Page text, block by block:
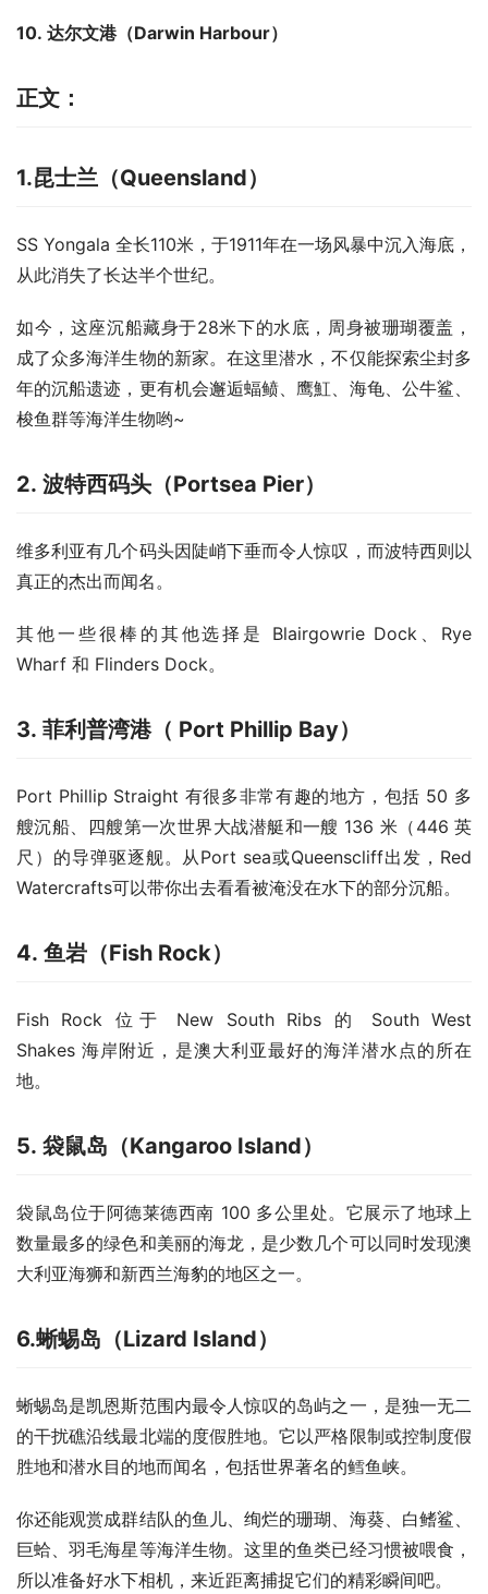
10. 达尔文港（Darwin Harbour）
正文：
1.昆士兰（Queensland）
SS Yongala 全长110米，于1911年在一场风暴中沉入海底，
从此消失了长达半个世纪。
如今，这座沉船藏身于28米下的水底，周身被珊瑚覆盖，
成了众多海洋生物的新家。在这里潜水，不仅能探索尘封多
年的沉船遗迹，更有机会邂逅蝠鲼、鹰魟、海龟、公牛鲨、
梭鱼群等海洋生物哟~
2. 波特西码头（Portsea Pier）
维多利亚有几个码头因陡峭下垂而令人惊叹，而波特西则以
真正的杰出而闻名。
其他一些很棒的其他选择是 Blairgowrie Dock、Rye
Wharf 和 Flinders Dock。
3. 菲利普湾港（ Port Phillip Bay）
Port Phillip Straight 有很多非常有趣的地方，包括 50 多
艘沉船、四艘第一次世界大战潜艇和一艘 136 米（446 英
尺）的导弹驱逐舰。从Port sea或Queenscliff出发，Red
Watercrafts可以带你出去看看被淹没在水下的部分沉船。
4. 鱼岩（Fish Rock）
Fish Rock 位于 New South Ribs 的 South West
Shakes 海岸附近，是澳大利亚最好的海洋潜水点的所在
地。
5. 袋鼠岛（Kangaroo Island）
袋鼠岛位于阿德莱德西南 100 多公里处。它展示了地球上
数量最多的绿色和美丽的海龙，是少数几个可以同时发现澳
大利亚海狮和新西兰海豹的地区之一。
6.蜥蜴岛（Lizard Island）
蜥蜴岛是凯恩斯范围内最令人惊叹的岛屿之一，是独一无二
的干扰礁沿线最北端的度假胜地。它以严格限制或控制度假
胜地和潜水目的地而闻名，包括世界著名的鳕鱼峡。
你还能观赏成群结队的鱼儿、绚烂的珊瑚、海葵、白鳍鲨、
巨蛤、羽毛海星等海洋生物。这里的鱼类已经习惯被喂食，
所以准备好水下相机，来近距离捕捉它们的精彩瞬间吧。